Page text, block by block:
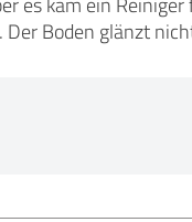
Der Boden glänzt